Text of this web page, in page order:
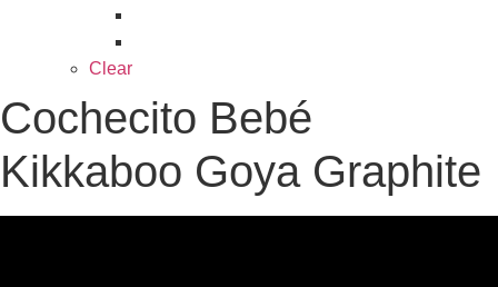
la
de
Clear
Cochecito Bebé
Kikkaboo Goya Graphite